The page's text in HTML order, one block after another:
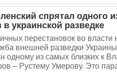
спрятал одного
украинской разведке
перестановок во власти
внешней разведки
одному из самых близких к
– Рустему Умерову. Это